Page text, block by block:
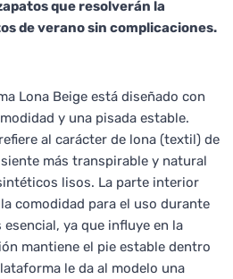
que resolverán la
de verano sin complicaciones.
Lona Beige está diseñado con
y una pisada estable.
al carácter de lona (textil) de
más transpirable y natural
lisos. La parte interior
comodidad para el uso durante
ya que influye en la
mantiene el pie estable dentro
le da al modelo una